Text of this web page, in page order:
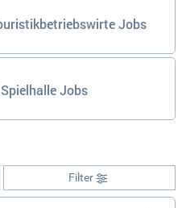
Jobs
Jobs
Filter